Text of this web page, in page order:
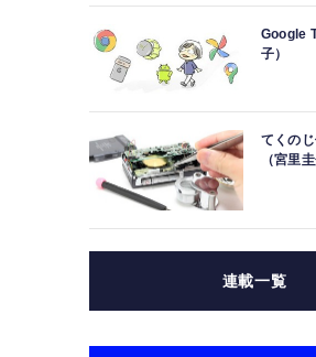
Google
子）
てくの
（宮里圭
連載一覧